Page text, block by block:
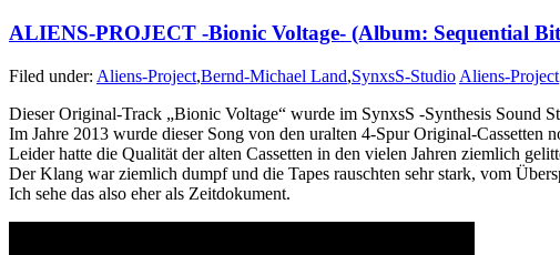
ALIENS-PROJECT -Bionic Voltage- (Album: Sequential
Filed under: Aliens-Project,Bernd-Michael Land,SynxsS-Studio Aliens-Project
Dieser Original-Track „Bionic Voltage“ wurde im SynxsS -Synthesis Sound
Im Jahre 2013 wurde dieser Song von den uralten 4-Spur Original-Cassetten
Leider hatte die Qualität der alten Cassetten in den vielen Jahren ziemlich
Der Klang war ziemlich dumpf und die Tapes rauschten sehr stark, vom
Ich sehe das also eher als Zeitdokument.